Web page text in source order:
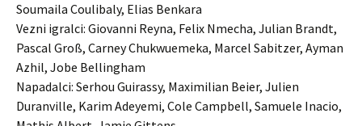
Soumaila Coulibaly, Elias Benkara
Vezni igralci: Giovanni Reyna, Felix Nmecha, Julian Brandt,
Pascal Groß, Carney Chukwuemeka, Marcel Sabitzer, Ayman
Azhil, Jobe Bellingham
Napadalci: Serhou Guirassy, ​​​​Maximilian Beier, Julien
Duranville, Karim Adeyemi, Cole Campbell, Samuele Inacio,